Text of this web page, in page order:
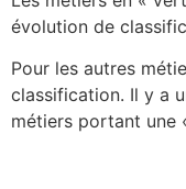
évolution de
Pour les autres
classification. Il y a
métiers portant une